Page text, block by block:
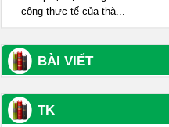
công thực tế của thà...
BÀI VIẾT
TK